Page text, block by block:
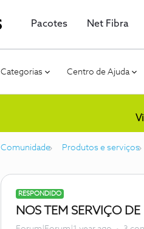
Pacotes Net Fibra
Categorias Centro de Ajuda
Comunidade Produtos e serviços
RESPONDIDO
NOS TEM SERVIÇO